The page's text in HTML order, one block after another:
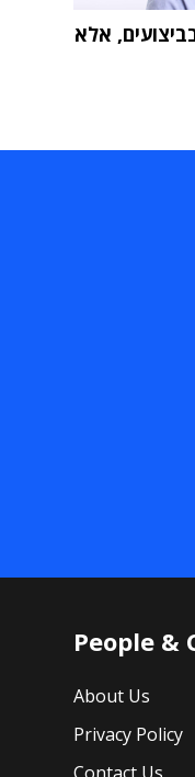
אלא
People &
About Us
Privacy Policy